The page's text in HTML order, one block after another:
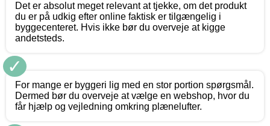
Det er absolut meget relevant at tjekke, om det produkt
du er på udkig efter online faktisk er tilgængelig i
byggecenteret. Hvis ikke bør du overveje at kigge
andetsteds.
✓
For mange er byggeri lig med en stor portion spørgsmål.
Dermed bør du overveje at vælge en webshop, hvor du
får hjælp og vejledning omkring plænelufter.